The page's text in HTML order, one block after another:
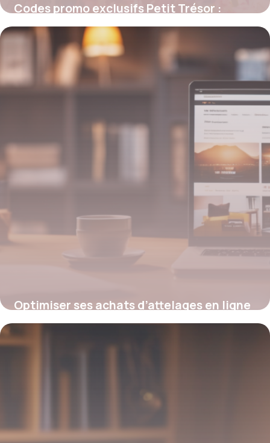
Codes promo exclusifs Petit Trésor :
astuces pour économiser dès aujourd’hui
4 juillet 2025
Optimiser ses achats d’attelages en ligne
: guide des codes promo France Attelage
19 mai 2026